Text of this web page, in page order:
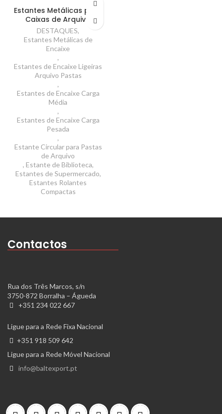
Estantes Metálicas para
Caixas de Arquivo
DESTAQUES,
Estantes Metálicas de
Encaixe
,
Estantes de Encaixe Ligeiras
Arquivo Pastas
,
Estantes de Encaixe Carga
Média
,
Estantes de Encaixe Carga
Pesada
,
Estante Circular para Pastas
de Arquivo
, Estante de Biblioteca,
Estantes de Supermercado,
Estantes Rolantes
Compactas
Contactos
Rua dos Três Marcos, s/n
3750-872 Borralha – Águeda
+351 234 022 667
Ligue para a Rede Fixa Nacional
+351 918 509 642
Ligue para a Rede Móvel Nacional
info@baltexport.pt